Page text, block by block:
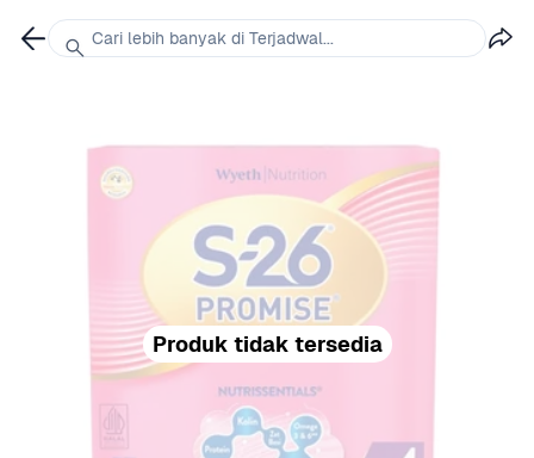
Produk tidak tersedia
Cari lebih banyak di Terjadwal...